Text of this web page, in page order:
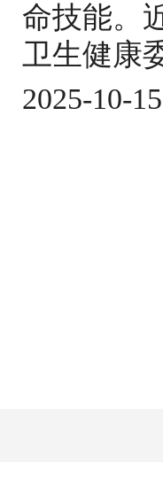
命技能。
卫生健康
2025-10-